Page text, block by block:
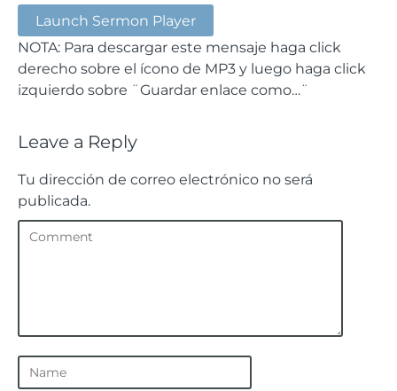
Launch Sermon Player
NOTA: Para descargar este mensaje haga click
derecho sobre el ícono de MP3 y luego haga click
izquierdo sobre ¨Guardar enlace como…¨
Leave a Reply
Tu dirección de correo electrónico no será
publicada.